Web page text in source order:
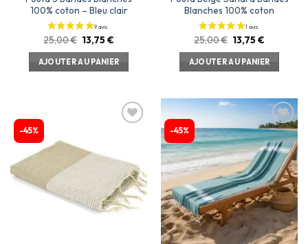
100% coton – Bleu clair
25,00€ 13,75€
AJOUTER AU PANIER
Blanches 100% coton
25,00€ 13,75€
AJOUTER AU PANIER
-45%
d’envies
-45%
Ajouter
à la
liste
d’envies